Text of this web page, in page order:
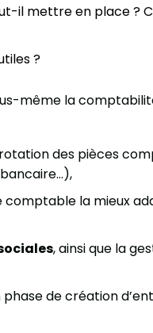
il mettre en place ?
?
même la
des pièces
comptable la mieux
, ainsi que la
de création